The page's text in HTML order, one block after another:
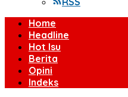
Home
Headline
Hot Isu
Berita
Opini
Indeks